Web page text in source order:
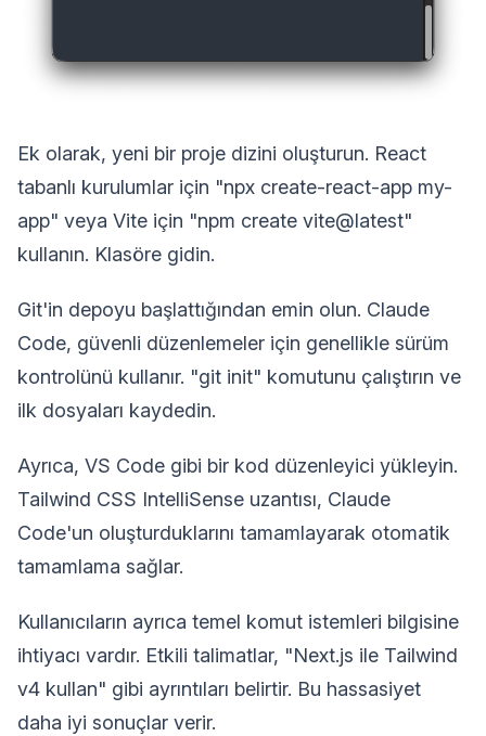
Ek olarak, yeni bir proje dizini oluşturun. React
tabanlı kurulumlar için "npx create-react-app my-
app" veya Vite için "npm create vite@latest"
kullanın. Klasöre gidin.
Git'in depoyu başlattığından emin olun. Claude
Code, güvenli düzenlemeler için genellikle sürüm
kontrolünü kullanır. "git init" komutunu çalıştırın ve
ilk dosyaları kaydedin.
Ayrıca, VS Code gibi bir kod düzenleyici yükleyin.
Tailwind CSS IntelliSense uzantısı, Claude
Code'un oluşturduklarını tamamlayarak otomatik
tamamlama sağlar.
Kullanıcıların ayrıca temel komut istemleri bilgisine
ihtiyacı vardır. Etkili talimatlar, "Next.js ile Tailwind
v4 kullan" gibi ayrıntıları belirtir. Bu hassasiyet
daha iyi sonuçlar verir.